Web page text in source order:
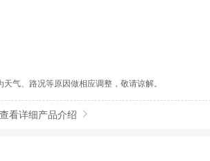
气、路况等原因做相应调整，敬请谅解。
查看详细产品介绍 